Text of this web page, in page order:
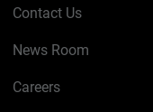
Contact Us
News Room
Careers